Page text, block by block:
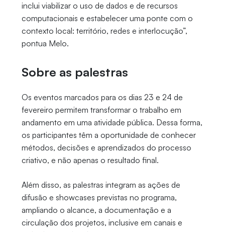
inclui viabilizar o uso de dados e de recursos
computacionais e estabelecer uma ponte com o
contexto local: território, redes e interlocução”,
pontua Melo.
Sobre as palestras
Os eventos marcados para os dias 23 e 24 de
fevereiro permitem transformar o trabalho em
andamento em uma atividade pública. Dessa forma,
os participantes têm a oportunidade de conhecer
métodos, decisões e aprendizados do processo
criativo, e não apenas o resultado final.
Além disso, as palestras integram as ações de
difusão e showcases previstas no programa,
ampliando o alcance, a documentação e a
circulação dos projetos, inclusive em canais e